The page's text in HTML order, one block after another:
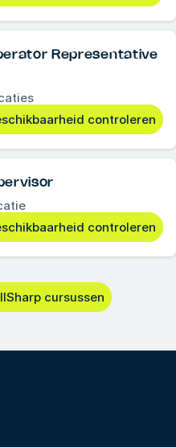
Representative
controleren
controleren
cursussen